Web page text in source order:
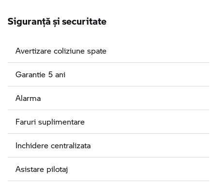
Siguranţă şi securitate
Avertizare coliziune spate
Garantie 5 ani
Alarma
Faruri suplimentare
Inchidere centralizata
Asistare pilotaj